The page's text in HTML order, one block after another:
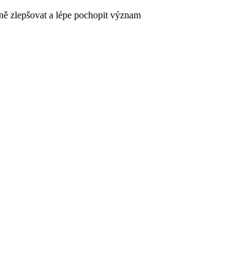
zlepšovat a lépe pochopit význam